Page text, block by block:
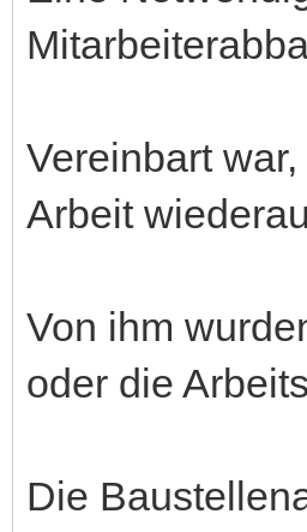
Vereinbart
Arbeit
Von ihm
oder die
Die